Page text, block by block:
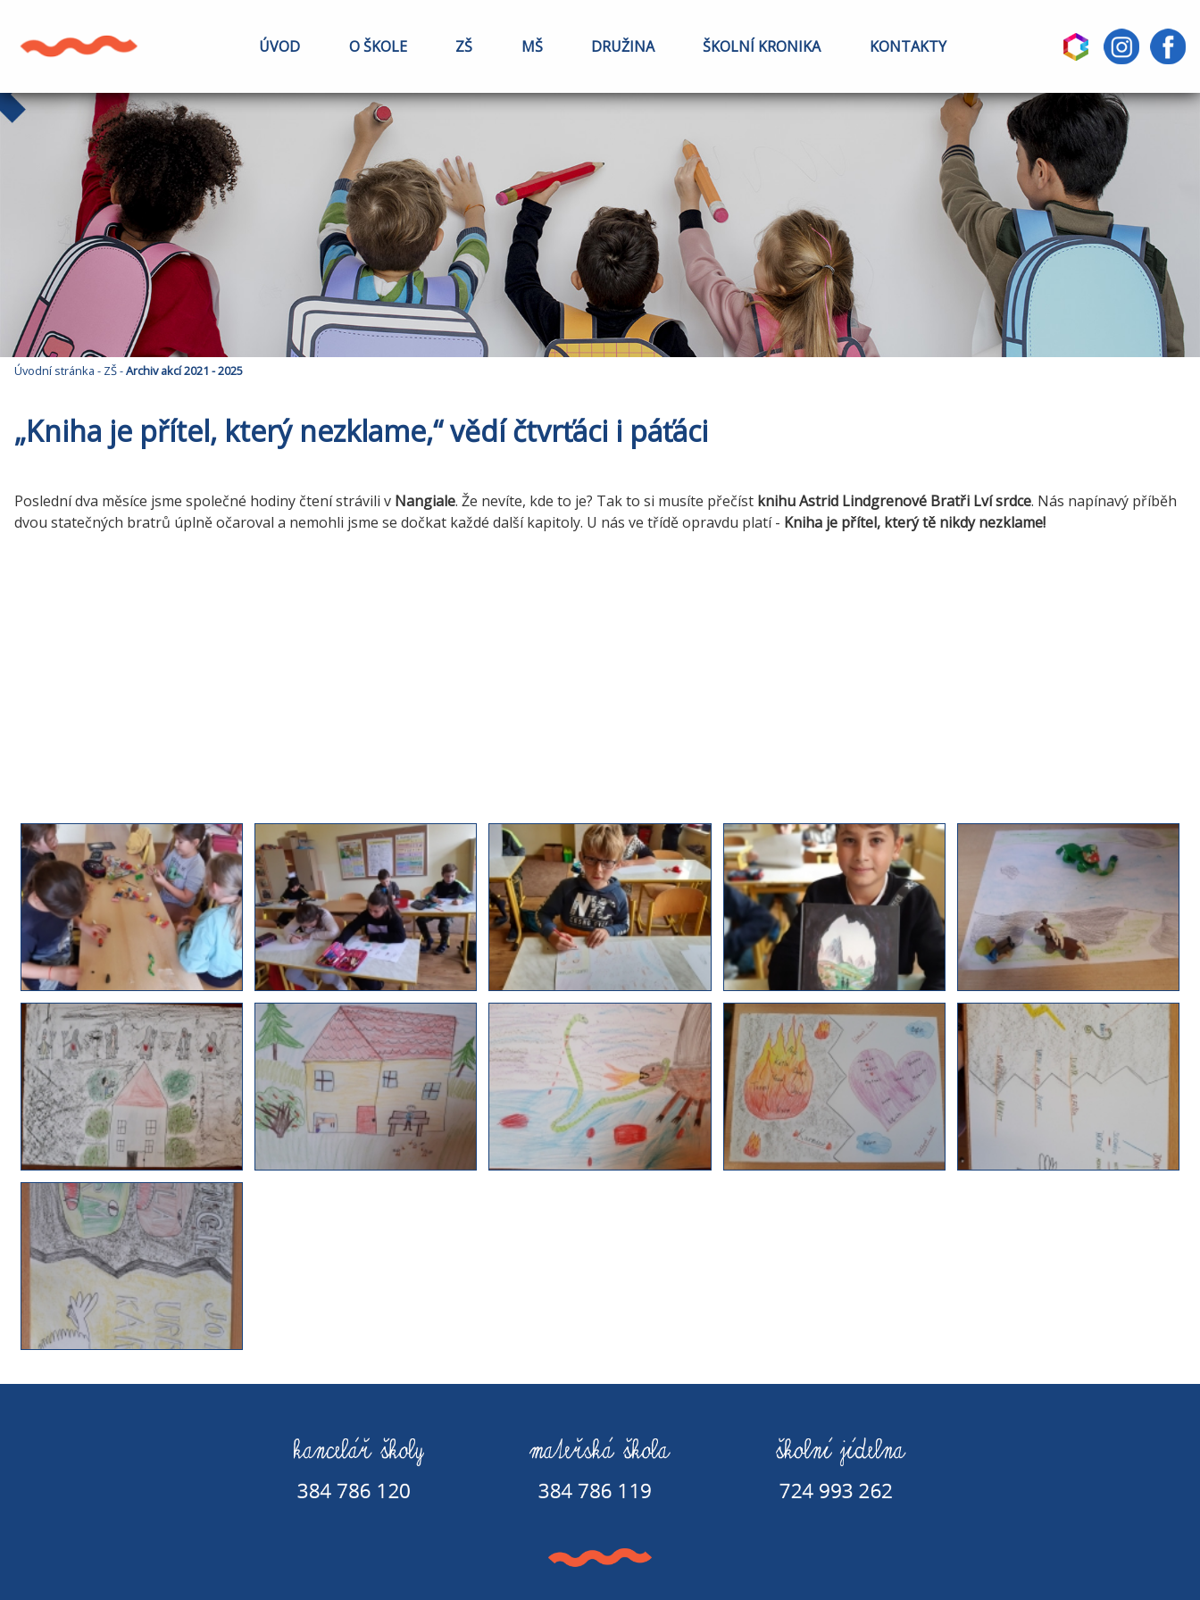
ÚVOD O ŠKOLE ZŠ MŠ DRUŽINA ŠKOLNÍ KRONIKA KONTAKTY
Úvodní stránka - ZŠ-Archiv akcí 2021 - 2025
„Kniha je přítel, který nezklame,“ vědí čtvrťáci i páťáci
Poslední dva měsíce jsme společné hodiny čtení strávili v Nangiale. Že nevíte, kde to je? Tak to si musíte přečíst knihu Astrid Lindgrenové Bratři Lví srdce. Nás napínavý příběh
dvou statečných bratrů úplně očaroval a nemohli jsme se dočkat každé další kapitoly. U nás ve třídě opravdu platí - Kniha je přítel, který tě nikdy nezklame!